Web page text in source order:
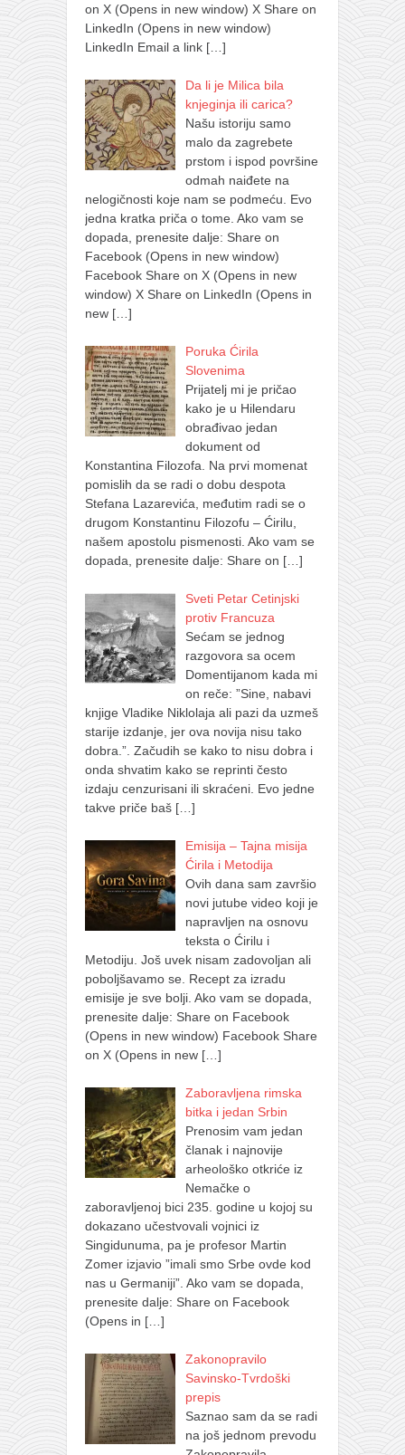
on X (Opens in new window) X Share on
LinkedIn (Opens in new window)
LinkedIn Email a link […]
Da li je Milica bila
knjeginja ili carica?
Našu istoriju samo
malo da zagrebete
prstom i ispod površine
odmah naiđete na
nelogičnosti koje nam se podmeću. Evo
jedna kratka priča o tome. Ako vam se
dopada, prenesite dalje: Share on
Facebook (Opens in new window)
Facebook Share on X (Opens in new
window) X Share on LinkedIn (Opens in
new […]
Poruka Ćirila
Slovenima
Prijatelj mi je pričao
kako je u Hilendaru
obrađivao jedan
dokument od
Konstantina Filozofa. Na prvi momenat
pomislih da se radi o dobu despota
Stefana Lazarevića, međutim radi se o
drugom Konstantinu Filozofu – Ćirilu,
našem apostolu pismenosti. Ako vam se
dopada, prenesite dalje: Share on […]
Sveti Petar Cetinjski
protiv Francuza
Sećam se jednog
razgovora sa ocem
Domentijanom kada mi
on reče: ”Sine, nabavi
knjige Vladike Niklolaja ali pazi da uzmeš
starije izdanje, jer ova novija nisu tako
dobra.”. Začudih se kako to nisu dobra i
onda shvatim kako se reprinti često
izdaju cenzurisani ili skraćeni. Evo jedne
takve priče baš […]
Emisija – Tajna misija
Ćirila i Metodija
Ovih dana sam završio
novi jutube video koji je
napravljen na osnovu
teksta o Ćirilu i
Metodiju. Još uvek nisam zadovoljan ali
poboljšavamo se. Recept za izradu
emisije je sve bolji. Ako vam se dopada,
prenesite dalje: Share on Facebook
(Opens in new window) Facebook Share
on X (Opens in new […]
Zaboravljena rimska
bitka i jedan Srbin
Prenosim vam jedan
članak i najnovije
arheološko otkriće iz
Nemačke o
zaboravljenoj bici 235. godine u kojoj su
dokazano učestvovali vojnici iz
Singidunuma, pa je profesor Martin
Zomer izjavio ”imali smo Srbe ovde kod
nas u Germaniji”. Ako vam se dopada,
prenesite dalje: Share on Facebook
(Opens in […]
Zakonopravilo
Savinsko-Tvrdoški
prepis
Saznao sam da se radi
na još jednom prevodu